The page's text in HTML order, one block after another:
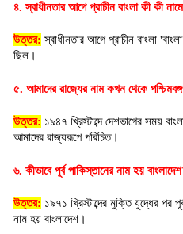
৪. স্বাধীনতার আগে প্রাচীন বাংলা কী কী
উত্তর: স্বাধীনতার আগে প্রাচীন বাংলা
ছিল।
৫. আমাদের রাজ্যের নাম কখন থেকে
উত্তর: ১৯৪৭ খ্রিস্টাব্দে দেশভাগের সময়
আমাদের রাজ্যরূপে পরিচিত।
৬. কীভাবে পূর্ব পাকিস্তানের নাম হয়
উত্তর: ১৯৭১ খ্রিস্টাব্দের মুক্তি যুদ্ধের পর
নাম হয় বাংলাদেশ।